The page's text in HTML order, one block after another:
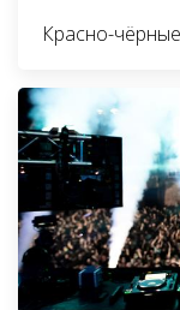
Красно-